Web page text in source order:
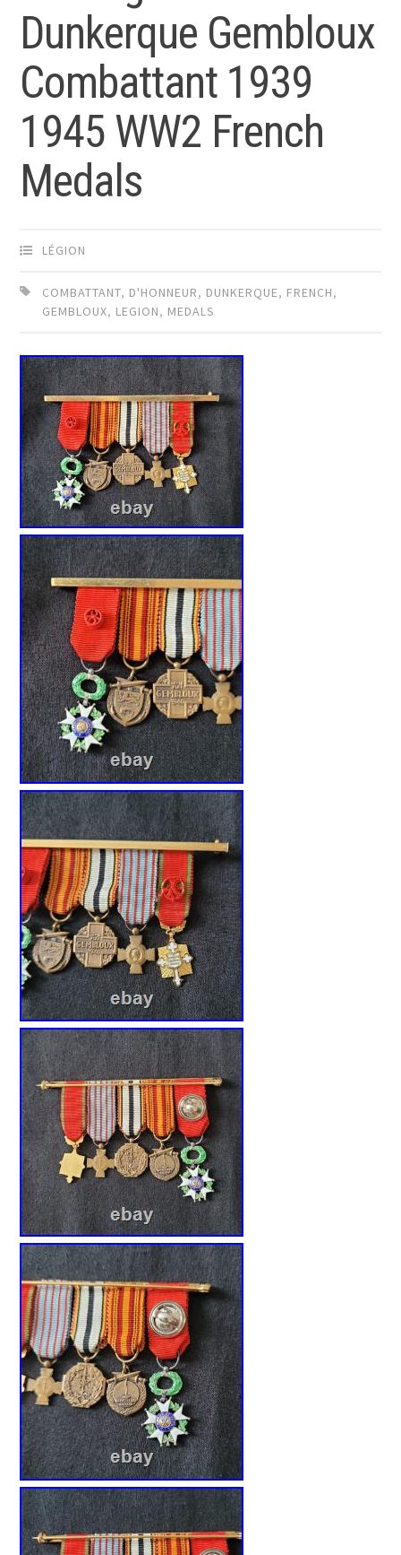
Dunkerque Gembloux
Combattant 1939
1945 WW2 French
Medals
LÉGION
COMBATTANT, D'HONNEUR, DUNKERQUE, FRENCH,
GEMBLOUX, LEGION, MEDALS